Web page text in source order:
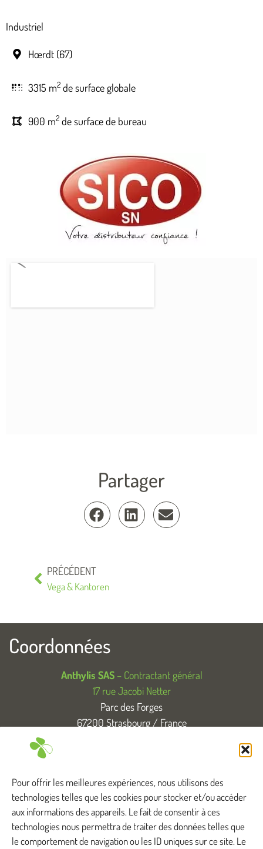
Pour offrir les meilleures expériences, nous utilisons des
technologies telles que les cookies pour stocker et/ou accéder
aux informations des appareils. Le fait de consentir à ces
technologies nous permettra de traiter des données telles que
le comportement de navigation ou les ID uniques sur ce site. Le
Industriel
Hœrdt (67)
3315 m2 de surface globale
900 m2 de surface de bureau
Partager
PRÉCÉDENT
Vega & Kantoren
Coordonnées
Anthylis SAS– Contractant général
17 rue Jacobi Netter
Parc des Forges
67200 Strasbourg / France
Anthylis intervient ...